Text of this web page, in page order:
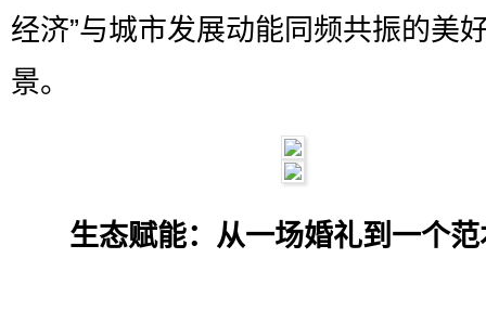
经济”与城市发展动能同频共振的美
景。
生态赋能：从一场婚礼到一个范